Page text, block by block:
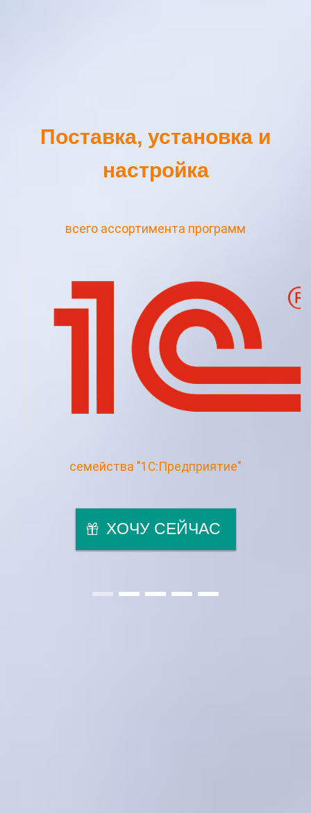
Поставка, установка и
настройка
всего ассортимента программ
семейства "1С:Предприятие"
XОЧУ СЕЙЧАС